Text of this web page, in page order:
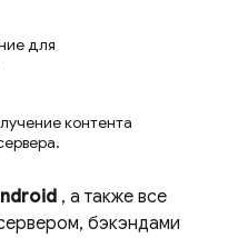
для
контента
, а также все
бэкэндами